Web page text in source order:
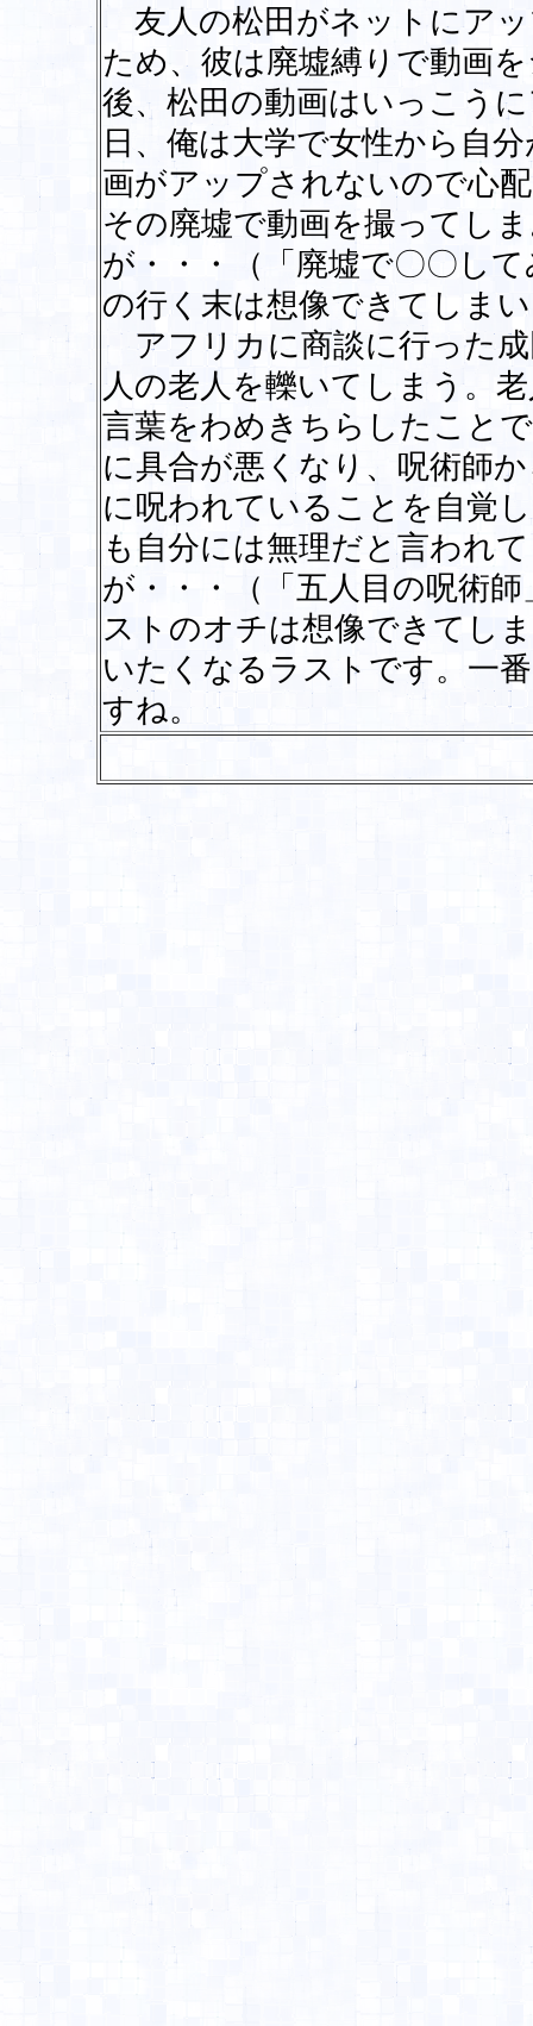
友人の松田がネットにアッ
ため、彼は廃墟縛りで動画
後、松田の動画はいっこう
日、俺は大学で女性から自
画がアップされないので心
その廃墟で動画を撮ってし
が・・・（「廃墟で〇〇し
の行く末は想像できてしま
アフリカに商談に行った
人の老人を轢いてしまう。
言葉をわめきちらしたこと
に具合が悪くなり、呪術師
に呪われていることを自覚
も自分には無理だと言われ
が・・・（「五人目の呪術
ストのオチは想像できてし
いたくなるラストです。一
すね。